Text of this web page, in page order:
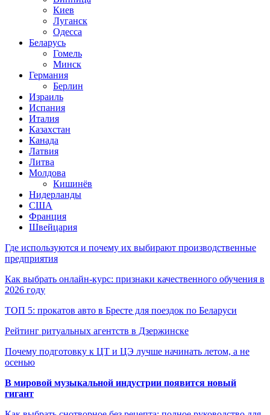
Киев
Луганск
Одесса
Беларусь
Гомель
Минск
Германия
Берлин
Израиль
Испания
Италия
Казахстан
Канада
Латвия
Литва
Молдова
Кишинёв
Нидерланды
США
Франция
Швейцария
Где используются и почему их выбирают производственные
предприятия
Как выбрать онлайн-курс: признаки качественного обучения в
2026 году
ТОП 5: прокатов авто в Бресте для поездок по Беларуси
Рейтинг ритуальных агентств в Дзержинске
Почему подготовку к ЦТ и ЦЭ лучше начинать летом, а не
осенью
В мировой музыкальной индустрии появится новый
гигант